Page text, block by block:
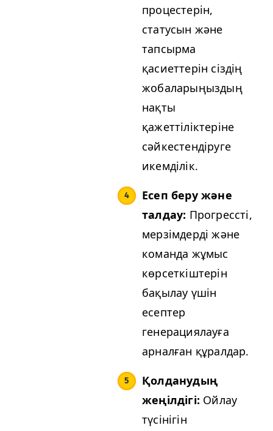
процестерін,
статусын және
тапсырма
қасиеттерін сіздің
жобаларыңыздың
нақты
қажеттіліктеріне
сәйкестендіруге
икемділік.
Есеп беру және
талдау: Прогрессті,
мерзімдерді және
команда жұмыс
көрсеткіштерін
бақылау үшін
есептер
генерациялауға
арналған құралдар.
Қолданудың
жеңілдігі: Ойлау
түсінігін